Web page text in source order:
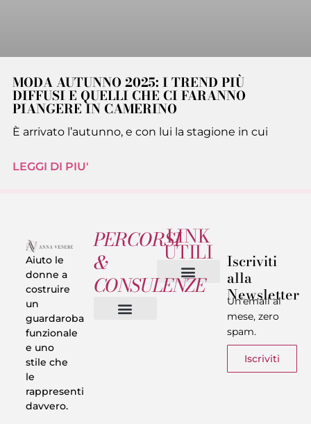
MODA AUTUNNO 2025: I TREND PIÙ
DIFFUSI E QUELLI CHE CI FARANNO
PIANGERE IN CAMERINO
È arrivato l’autunno, e con lui la stagione in cui
LEGGI DI PIU'
Aiuto le
donne a
costruire
un
guardaroba
funzionale
e uno
stile che
le
rappresenti
davvero.
PERCORSI
&
CONSULENZE
LINK
UTILI Iscriviti
alla
Newsletter
Un’email al
mese, zero
spam.
Iscriviti